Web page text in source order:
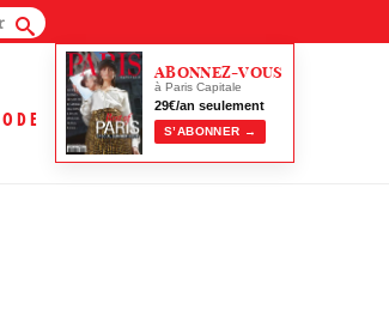
ABONNEZ-VOUS
à Paris Capitale
29€/an seulement
S’ABONNER →